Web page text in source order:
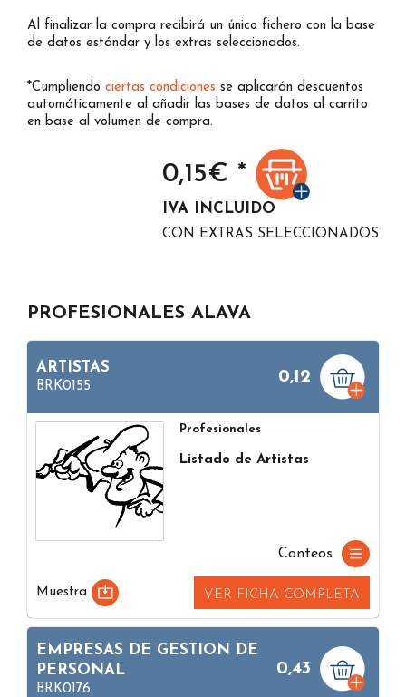
Al finalizar la compra recibirá un único fichero con la base
de datos estándar y los extras seleccionados.
*Cumpliendo ciertas condiciones se aplicarán descuentos
automáticamente al añadir las bases de datos al carrito
en base al volumen de compra.
0,15€ *
IVA INCLUIDO
CON EXTRAS SELECCIONADOS
PROFESIONALES ALAVA
ARTISTAS
BRK0155
0,12
Profesionales
Listado de Artistas
Conteos
Muestra VER FICHA COMPLETA
EMPRESAS DE GESTION DE
PERSONAL
BRK0176
0,43